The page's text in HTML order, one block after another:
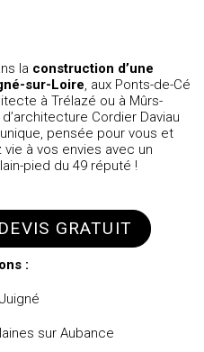
la construction d’une
sur-Loire , aux Ponts-de-Cé
à Trélazé ou à Mûrs-
Cordier Daviau
pensée pour vous et
à vos envies avec un
pied du 49 réputé !
GRATUIT
:
sur Aubance